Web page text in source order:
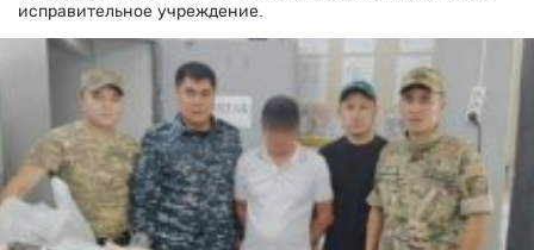
исправительное учреждение.